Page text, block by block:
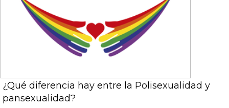
¿Qué diferencia hay entre la Polisexualidad y
pansexualidad?